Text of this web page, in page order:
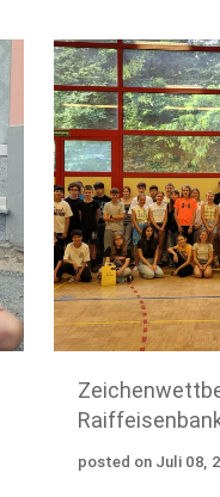
posted on Juli 08,